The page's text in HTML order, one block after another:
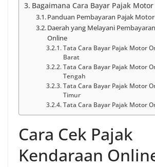
Bagaimana Cara Bayar Pajak
Panduan Pembayaran Pajak
Daerah yang Melayani
Online
Tata Cara Bayar Pajak Motor
Barat
Tata Cara Bayar Pajak Motor
Tengah
Tata Cara Bayar Pajak Motor
Timur
Tata Cara Bayar Pajak Motor
Cara Cek Pajak
Kendaraan